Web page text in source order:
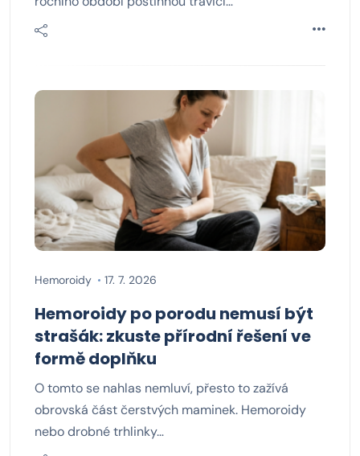
Hemoroidy 17. 7. 2026
Hemoroidy po porodu nemusí být
strašák: zkuste přírodní řešení ve
formě doplňku
O tomto se nahlas nemluví, přesto to zažívá
obrovská část čerstvých maminek. Hemoroidy
nebo drobné trhlinky…